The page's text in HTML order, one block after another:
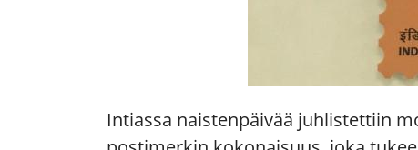
Intiassa naistenpäivää juhlistettiin